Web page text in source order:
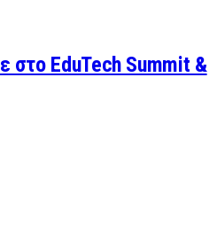
στο EduTech Summit &